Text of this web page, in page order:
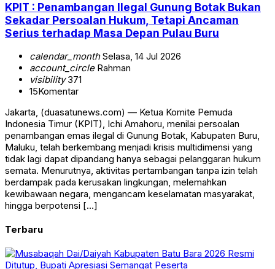
KPIT : Penambangan Ilegal Gunung Botak Bukan
Sekadar Persoalan Hukum, Tetapi Ancaman
Serius terhadap Masa Depan Pulau Buru
calendar_monthSelasa, 14 Jul 2026
account_circleRahman
visibility371
15Komentar
Jakarta, (duasatunews.com) — Ketua Komite Pemuda
Indonesia Timur (KPIT), Ichi Amahoru, menilai persoalan
penambangan emas ilegal di Gunung Botak, Kabupaten Buru,
Maluku, telah berkembang menjadi krisis multidimensi yang
tidak lagi dapat dipandang hanya sebagai pelanggaran hukum
semata. Menurutnya, aktivitas pertambangan tanpa izin telah
berdampak pada kerusakan lingkungan, melemahkan
kewibawaan negara, mengancam keselamatan masyarakat,
hingga berpotensi […]
Terbaru